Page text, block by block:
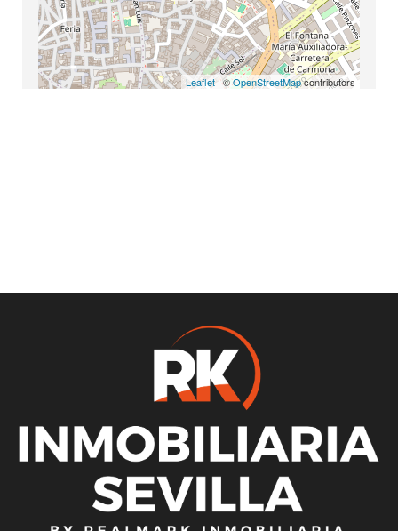
Leaflet| ©OpenStreetMapcontributors